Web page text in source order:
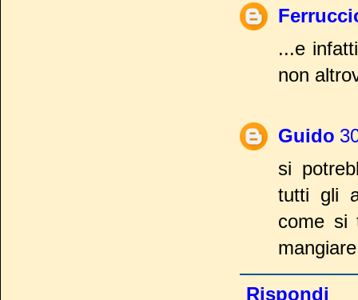
...e
non
Guido
si
tutti gli
come si
Rispondi